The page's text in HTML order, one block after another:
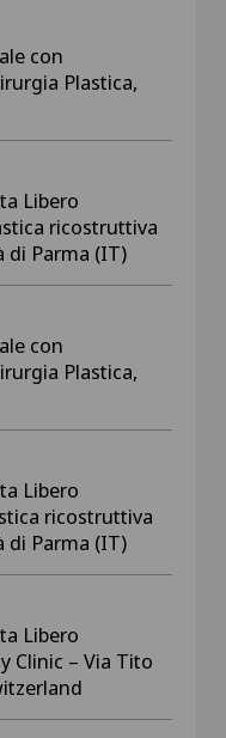
con
Plastica,
Libero
ricostruttiva
di Parma (IT)
con
Plastica,
Libero
ricostruttiva
di Parma (IT)
Libero
Clinic – Via Tito